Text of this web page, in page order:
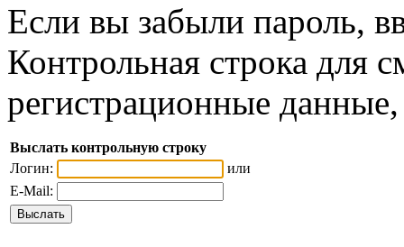
Если вы забыли пароль,
Контрольная строка для
регистрационные
Выслать контрольную строку
Логин:
или
E-Mail: